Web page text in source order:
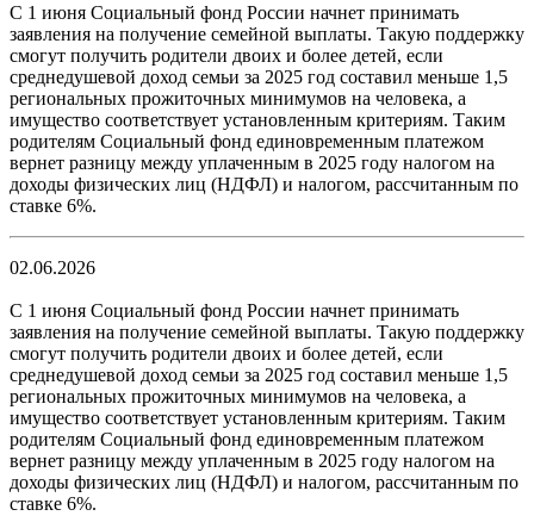
С 1 июня Социальный фонд России начнет принимать
заявления на получение семейной выплаты. Такую поддержку
смогут получить родители двоих и более детей, если
среднедушевой доход семьи за 2025 год составил меньше 1,5
региональных прожиточных минимумов на человека, а
имущество соответствует установленным критериям. Таким
родителям Социальный фонд единовременным платежом
вернет разницу между уплаченным в 2025 году налогом на
доходы физических лиц (НДФЛ) и налогом, рассчитанным по
ставке 6%.
02.06.2026
С 1 июня Социальный фонд России начнет принимать
заявления на получение семейной выплаты. Такую поддержку
смогут получить родители двоих и более детей, если
среднедушевой доход семьи за 2025 год составил меньше 1,5
региональных прожиточных минимумов на человека, а
имущество соответствует установленным критериям. Таким
родителям Социальный фонд единовременным платежом
вернет разницу между уплаченным в 2025 году налогом на
доходы физических лиц (НДФЛ) и налогом, рассчитанным по
ставке 6%.